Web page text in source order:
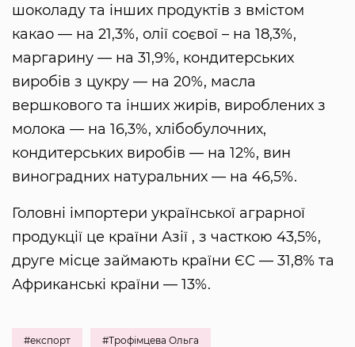
шоколаду та інших продуктів з вмістом
какао — на 21,3%, олії соєвої – на 18,3%,
маргарину — на 31,9%, кондитерських
виробів з цукру — на 20%, масла
вершкового та інших жирів, вироблених з
молока — на 16,3%, хлібобулочних,
кондитерських виробів — на 12%, вин
виноградних натуральних — на 46,5%.
Головні імпортери української аграрної
продукції це країни Азії , з часткою 43,5%,
друге місце займають країни ЄС — 31,8% та
Африканські країни — 13%.
#експорт #Трофімцева Ольга